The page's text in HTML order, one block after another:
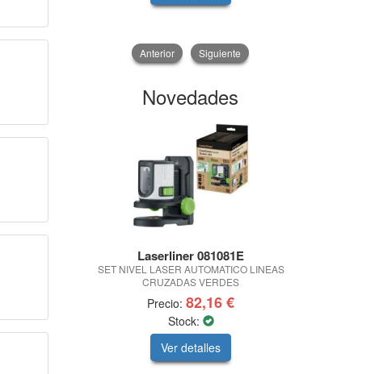
Anterior Siguiente
Novedades
Laserliner 081081E
SET NIVEL LASER AUTOMATICO LINEAS
CRUZADAS VERDES
Precio: 82,16 €
Stock:
Ver detalles